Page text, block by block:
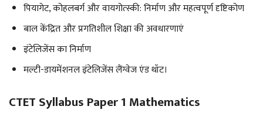
पियागेट, कोहलबर्ग और वायगोत्स्की: निर्माण और महत्वपूर्ण दृष्टिकोण
बाल केंद्रित और प्रगतिशील शिक्षा की अवधारणाएं
इंटेलिजेंस का निर्माण
मल्टी-डायमेंशनल इंटेलिजेंस लैंग्वेज एंड थॉट।
CTET Syllabus Paper 1 Mathematics